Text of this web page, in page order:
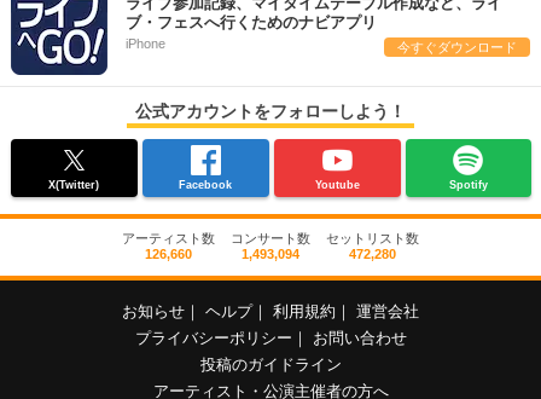
ブ・フェスへ行くためのナビアプリ
iPhone 今すぐダウンロード
公式アカウントをフォローしよう！
X(Twitter) Facebook Youtube Spotify
アーティスト数
126,660
コンサート数
1,493,094
セットリスト数
472,280
お知らせ ｜ ヘルプ｜ 利用規約 ｜ 運営会社
プライバシーポリシー ｜
お問い合わせ
投稿のガイドライン
アーティスト・公演主催者の方へ